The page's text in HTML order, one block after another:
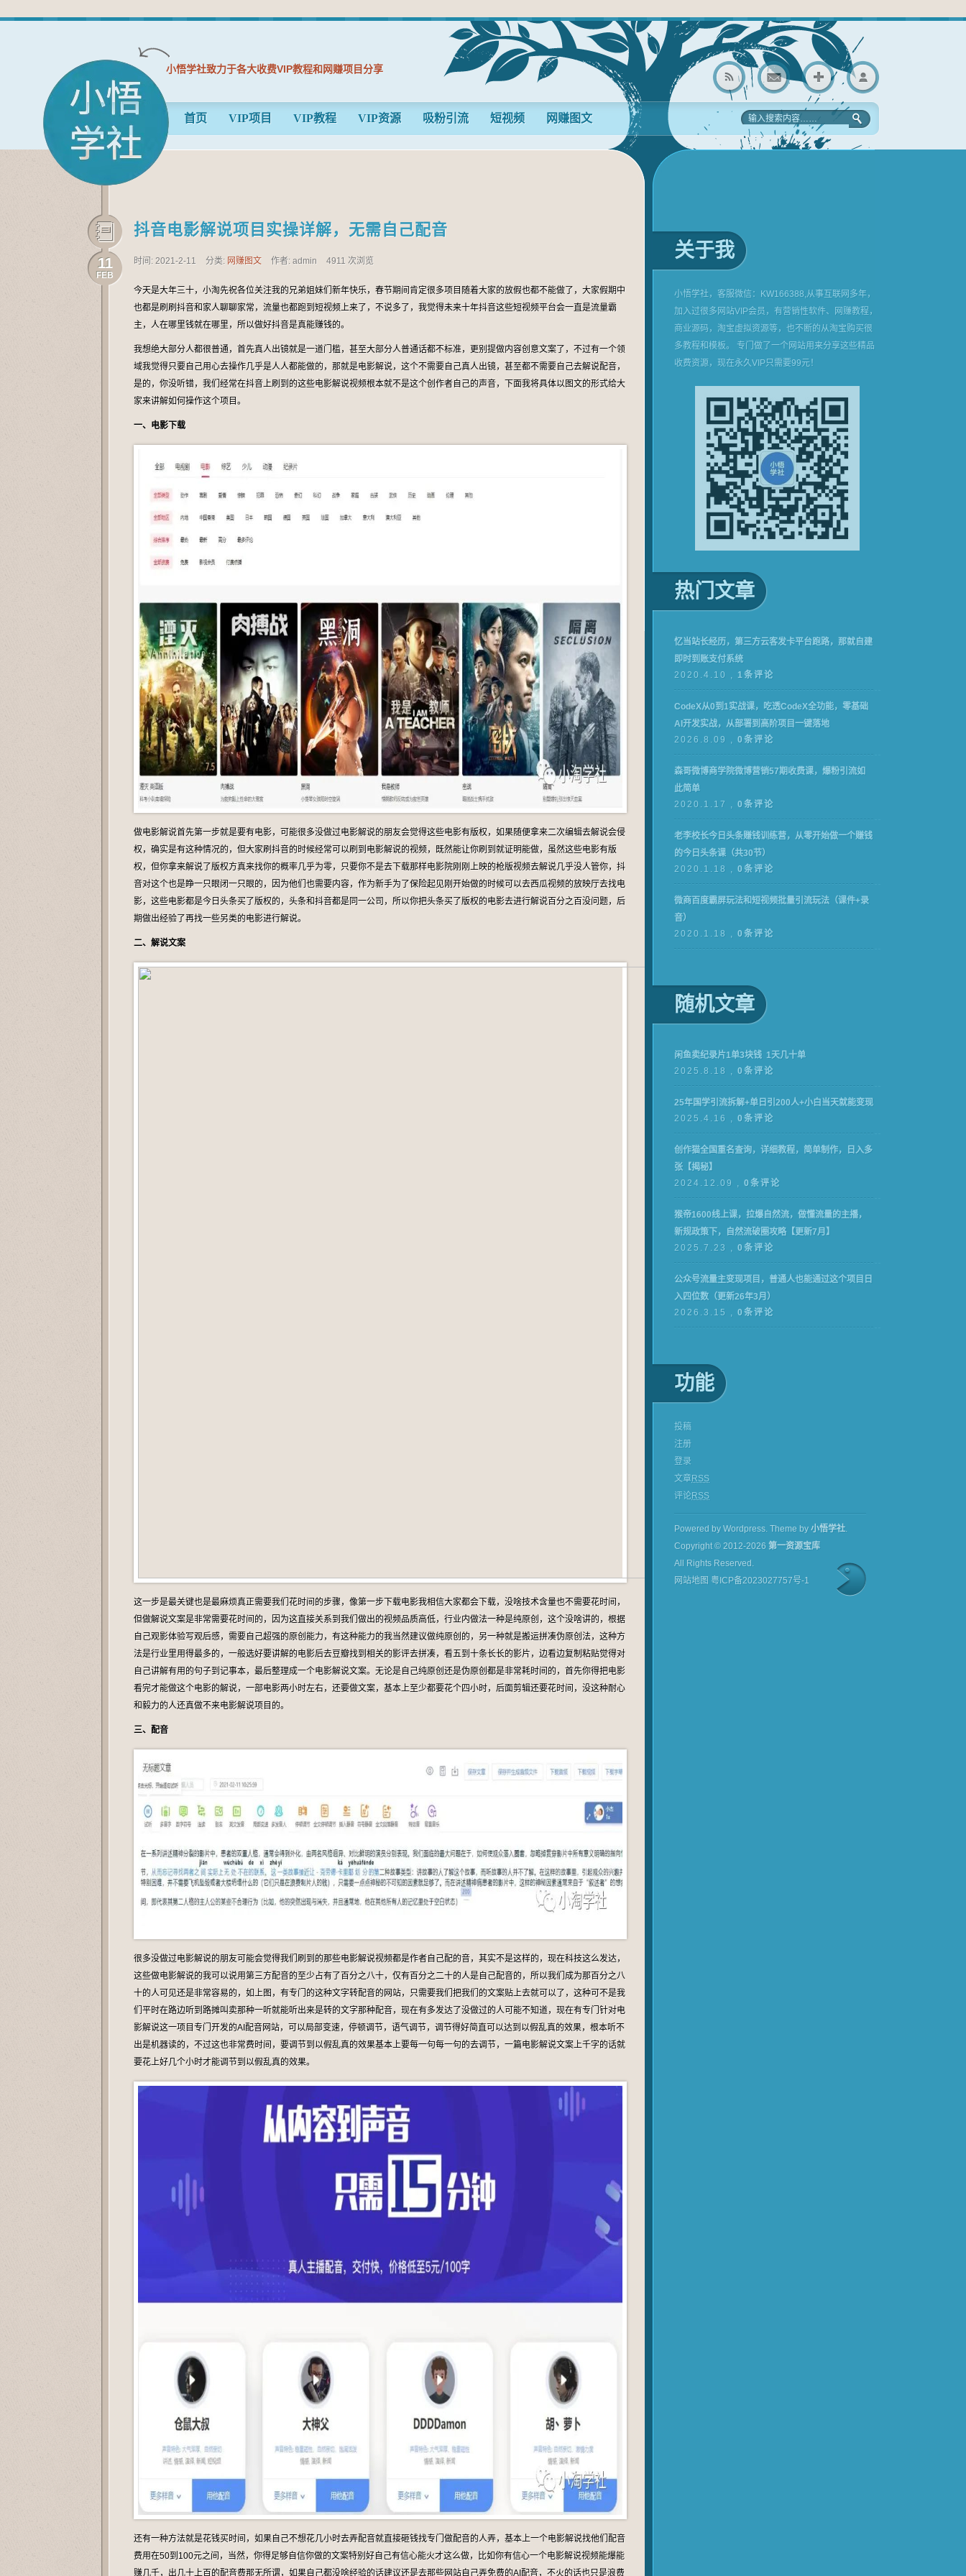
小悟学社致力于各大收费VIP教程和网赚项目分享
首页 VIP项目 VIP教程 VIP资源 吸粉引流 短视频 网赚图文
11
FEB
抖音电影解说项目实操详解，无需自己配音
时间: 2021-2-11 分类: 网赚图文 作者: admin 4911 次浏览
今天是大年三十，小淘先祝各位关注我的兄弟姐妹们新年快乐，春节期间肯定很多项目随着大家的放假也都不能做了，大家假期中
也都是刷刷抖音和家人聊聊家常，流量也都跑到短视频上来了，不说多了，我觉得未来十年抖音这些短视频平台会一直是流量霸
主，人在哪里钱就在哪里，所以做好抖音是真能赚钱的。
我想绝大部分人都很普通，首先真人出镜就是一道门槛，甚至大部分人普通话都不标准，更别提做内容创意文案了，不过有一个领
域我觉得只要自己用心去操作几乎是人人都能做的，那就是电影解说，这个不需要自己真人出镜，甚至都不需要自己去解说配音，
是的，你没听错，我们经常在抖音上刷到的这些电影解说视频根本就不是这个创作者自己的声音，下面我将具体以图文的形式给大
家来讲解如何操作这个项目。
一、电影下载
做电影解说首先第一步就是要有电影，可能很多没做过电影解说的朋友会觉得这些电影有版权，如果随便拿来二次编辑去解说会侵
权，确实是有这种情况的，但大家刷抖音的时候经常可以刷到电影解说的视频，既然能让你刷到就证明能做，虽然这些电影有版
权，但你拿来解说了版权方真来找你的概率几乎为零，只要你不是去下载那样电影院刚刚上映的枪版视频去解说几乎没人管你，抖
音对这个也是睁一只眼闭一只眼的，因为他们也需要内容，作为新手为了保险起见刚开始做的时候可以去西瓜视频的放映厅去找电
影，这些电影都是今日头条买了版权的，头条和抖音都是同一公司，所以你把头条买了版权的电影去进行解说百分之百没问题，后
期做出经验了再找一些另类的电影进行解说。
二、解说文案
这一步是最关键也是最麻烦真正需要我们花时间的步骤，像第一步下载电影我相信大家都会下载，没啥技术含量也不需要花时间，
但做解说文案是非常需要花时间的，因为这直接关系到我们做出的视频品质高低，行业内做法一种是纯原创，这个没啥讲的，根据
自己观影体验写观后感，需要自己超强的原创能力，有这种能力的我当然建议做纯原创的，另一种就是搬运拼凑伪原创法，这种方
法是行业里用得最多的，一般选好要讲解的电影后去豆瓣找到相关的影评去拼凑，看五到十条长长的影片，边看边复制粘贴觉得对
自己讲解有用的句子到记事本，最后整理成一个电影解说文案。无论是自己纯原创还是伪原创都是非常耗时间的，首先你得把电影
看完才能做这个电影的解说，一部电影两小时左右，还要做文案，基本上至少都要花个四小时，后面剪辑还要花时间，没这种耐心
和毅力的人还真做不来电影解说项目的。
三、配音
很多没做过电影解说的朋友可能会觉得我们刷到的那些电影解说视频都是作者自己配的音，其实不是这样的，现在科技这么发达，
这些做电影解说的我可以说用第三方配音的至少占有了百分之八十，仅有百分之二十的人是自己配音的，所以我们成为那百分之八
十的人可见还是非常容易的，如上图，有专门的这种文字转配音的网站，只需要我们把我们的文案贴上去就可以了，这种可不是我
们平时在路边听到路摊叫卖那种一听就能听出来是转的文字那种配音，现在有多发达了没做过的人可能不知道，现在有专门针对电
影解说这一项目专门开发的AI配音网站，可以局部变速，停顿调节，语气调节，调节得好简直可以达到以假乱真的效果，根本听不
出是机器读的，不过这也非常费时间，要调节到以假乱真的效果基本上要每一句每一句的去调节，一篇电影解说文案上千字的话就
要花上好几个小时才能调节到以假乱真的效果。
还有一种方法就是花钱买时间，如果自己不想花几小时去弄配音就直接砸钱找专门做配音的人弄，基本上一个电影解说找他们配音
费用在50到100元之间，当然，你得足够自信你做的文案特别好自己有信心能火才这么做，比如你有信心一个电影解说视频能爆能
赚几千，出几十上百的配音费那无所谓，如果自己都没啥经验的话建议还是去那些网站自己弄免费的AI配音，不火的话也只是浪费
关于我
小悟学社，客服微信：KW166388,从事互联网多年，
加入过很多网站VIP会员，有营销性软件、网赚教程，
商业源码，淘宝虚拟资源等，也不断的从淘宝购买很
多教程和模板。 专门做了一个网站用来分享这些精品
收费资源，现在永久VIP只需要99元！
热门文章
忆当站长经历，第三方云客发卡平台跑路，那就自建
即时到账支付系统
2020.4.10 , 1条评论
CodeX从0到1实战课，吃透CodeX全功能，零基础
AI开发实战，从部署到高阶项目一键落地
2026.8.09 , 0条评论
森哥微博商学院微博营销57期收费课，爆粉引流如
此简单
2020.1.17 , 0条评论
老李校长今日头条赚钱训练营，从零开始做一个赚钱
的今日头条课（共30节）
2020.1.18 , 0条评论
微商百度霸屏玩法和短视频批量引流玩法（课件+录
音）
2020.1.18 , 0条评论
随机文章
闲鱼卖纪录片1单3块钱 1天几十单
2025.8.18 , 0条评论
25年国学引流拆解+单日引200人+小白当天就能变现
2025.4.16 , 0条评论
创作猫全国重名查询，详细教程，简单制作，日入多
张【揭秘】
2024.12.09 , 0条评论
猴帝1600线上课，拉爆自然流，做懂流量的主播，
新规政策下，自然流破圈攻略【更新7月】
2025.7.23 , 0条评论
公众号流量主变现项目，普通人也能通过这个项目日
入四位数（更新26年3月）
2026.3.15 , 0条评论
功能
投稿
注册
登录
文章RSS
评论RSS
Powered by Wordpress. Theme by 小悟学社.
Copyright © 2012-2026 第一资源宝库
All Rights Reserved.
网站地图 粤ICP备2023027757号-1